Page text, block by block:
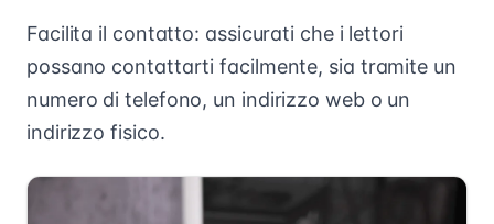
Facilita il contatto: assicurati che i lettori
possano contattarti facilmente, sia tramite un
numero di telefono, un indirizzo web o un
indirizzo fisico.